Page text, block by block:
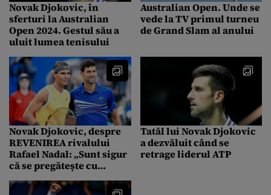
Novak Djokovic, în
sferturi la Australian
Open 2024. Gestul său a
uluit lumea tenisului
Australian Open. Unde se
vede la TV primul turneu
de Grand Slam al anului
Novak Djokovic, despre
REVENIREA rivalului
Rafael Nadal: „Sunt sigur
că se pregătește cu
un Grand Slam”
Tatăl lui Novak Djokovic
a dezvăluit când se
retrage liderul ATP